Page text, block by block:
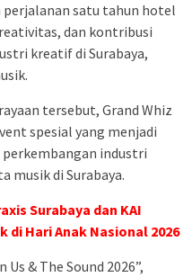
satu tahun hotel
dan kontribusi
kreatif di Surabaya,
tersebut, Grand Whiz
spesial yang menjadi
industri
musik di Surabaya.
Surabaya dan KAI
di Hari Anak Nasional 2026
& The Sound 2026”,